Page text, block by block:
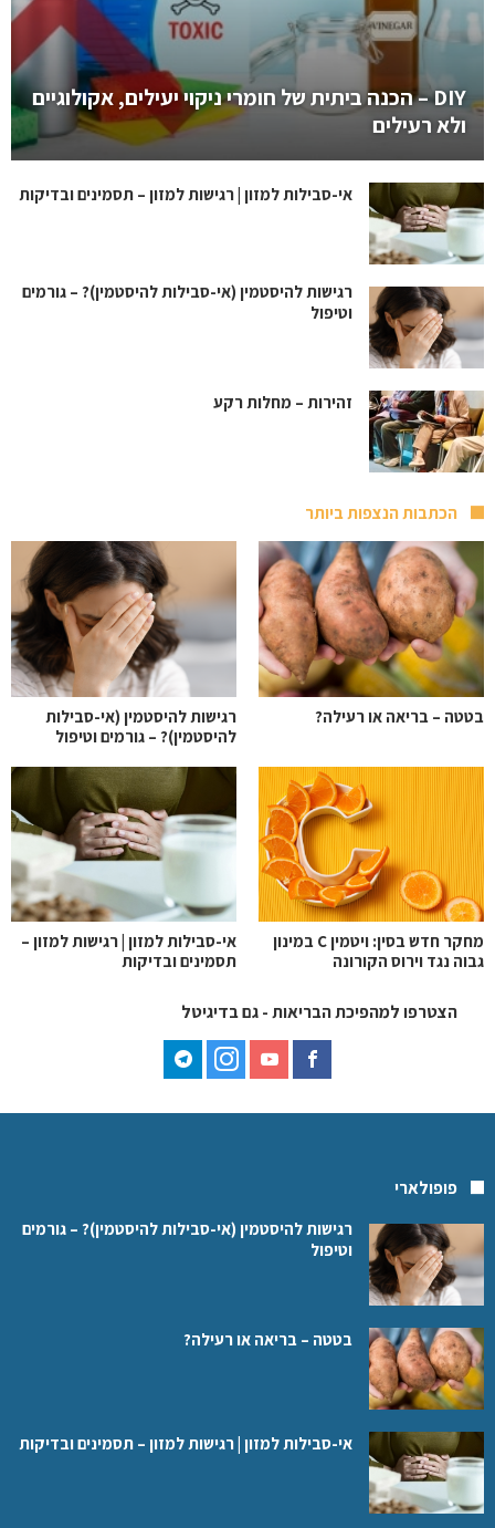
DIY – הכנה ביתית של חומרי ניקוי יעילים, אקולוגיים
ולא רעילים
אי-סבילות למזון | רגישות למזון – תסמינים ובדיקות
רגישות להיסטמין (אי-סבילות להיסטמין)? – גורמים
וטיפול
זהירות – מחלות רקע
הכתבות הנצפות ביותר
רגישות להיסטמין (אי-סבילות
להיסטמין)? – גורמים וטיפול
בטטה – בריאה או רעילה?
אי-סבילות למזון | רגישות למזון –
תסמינים ובדיקות
מחקר חדש בסין: ויטמין C במינון
גבוה נגד וירוס הקורונה
הצטרפו למהפיכת הבריאות - גם בדיגיטל
פופולארי
רגישות להיסטמין (אי-סבילות להיסטמין)? – גורמים
וטיפול
בטטה – בריאה או רעילה?
אי-סבילות למזון | רגישות למזון – תסמינים ובדיקות